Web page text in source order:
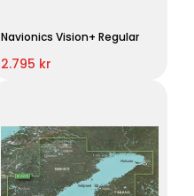
Navionics Vision+ Regular
2.795 kr